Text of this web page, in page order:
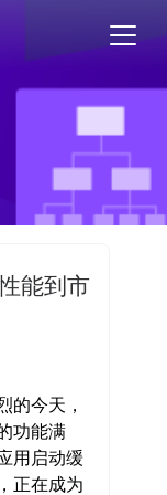
能到市
今天，
功能满
用启动缓
正在成为